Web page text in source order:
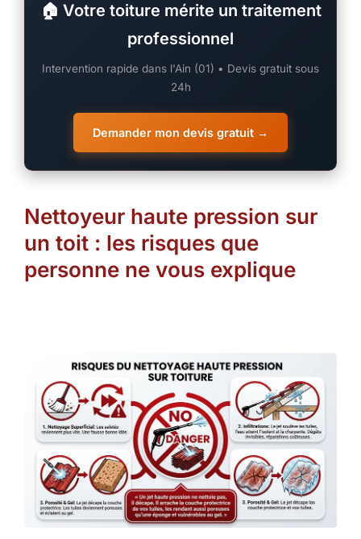
🏠 Votre toiture mérite un traitement
professionnel
Intervention rapide dans l'Ain (01) • Devis gratuit sous
24h
Demander mon devis gratuit →
Nettoyeur haute pression sur
un toit : les risques que
personne ne vous explique